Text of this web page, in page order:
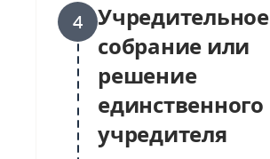
4
Учредительное
собрание или
решение
единственного
учредителя